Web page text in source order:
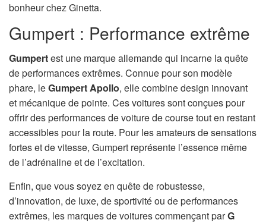
bonheur chez Ginetta.
Gumpert : Performance extrême
Gumpertest une marque allemande qui incarne la quête
de performances extrêmes. Connue pour son modèle
phare, leGumpert Apollo, elle combine design innovant
et mécanique de pointe. Ces voitures sont conçues pour
offrir des performances de voiture de course tout en restant
accessibles pour la route. Pour les amateurs de sensations
fortes et de vitesse, Gumpert représente l’essence même
de l’adrénaline et de l’excitation.
Enfin, que vous soyez en quête de robustesse,
d’innovation, de luxe, de sportivité ou de performances
extrêmes, les marques de voitures commençant parG